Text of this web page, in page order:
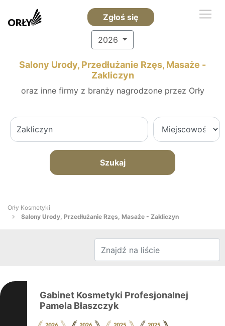
Zgłoś się
2026
Salony Urody, Przedłużanie Rzęs, Masaże -
Zakliczyn
oraz inne firmy z branży nagrodzone przez Orły
Szukaj
Orły Kosmetyki
Salony Urody, Przedłużanie Rzęs, Masaże - Zakliczyn
Gabinet Kosmetyki Profesjonalnej
Pamela Błaszczyk